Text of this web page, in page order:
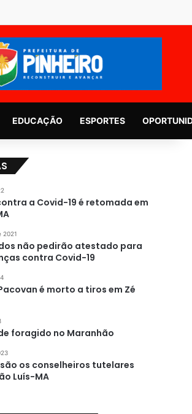
EDUCAÇÃO ESPORTES
a Covid-19 é retomada em
2021
não pedirão atestado para
contra Covid-19
é morto a tiros em Zé
foragido no Maranhão
os conselheiros tutelares
Luís-MA